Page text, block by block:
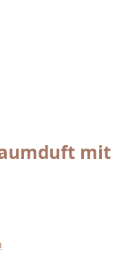
mit